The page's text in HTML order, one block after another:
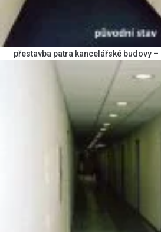
přestavba patra kancelářské budovy –